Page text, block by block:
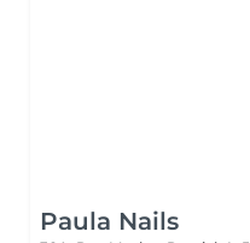
Paula Nails